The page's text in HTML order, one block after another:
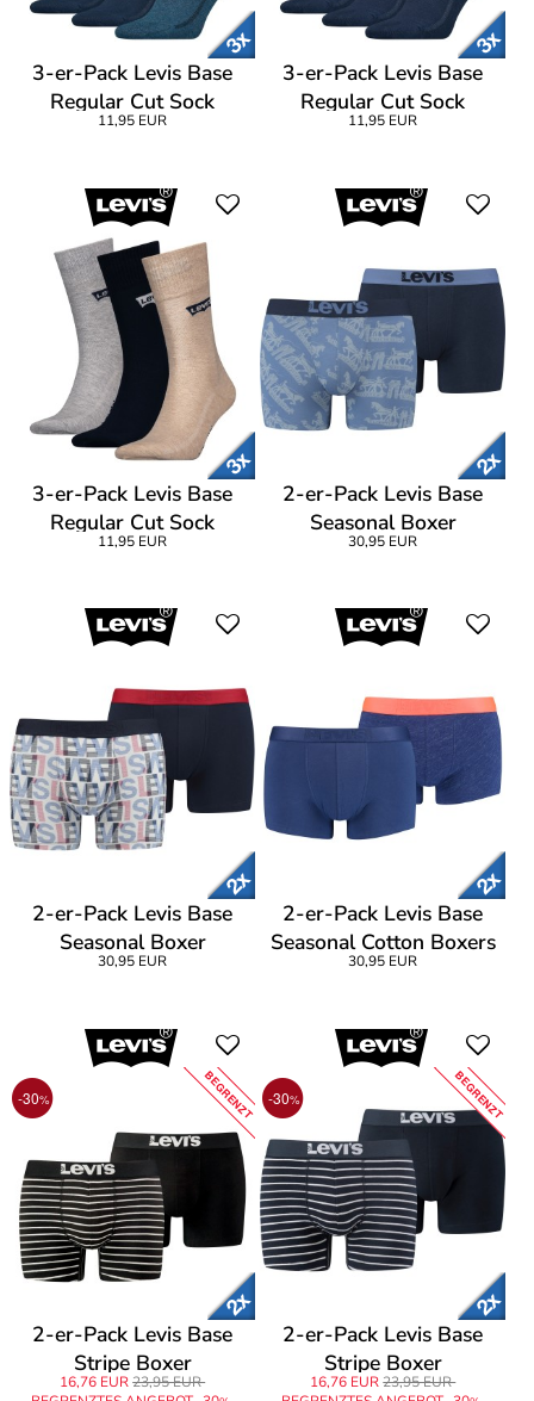
3-er-Pack Levis Base
Regular Cut Sock
11,95 EUR
3-er-Pack Levis Base
Regular Cut Sock
11,95 EUR
3-er-Pack Levis Base
Regular Cut Sock
11,95 EUR
2-er-Pack Levis Base
Seasonal Boxer
30,95 EUR
2-er-Pack Levis Base
Seasonal Boxer
30,95 EUR
2-er-Pack Levis Base
Seasonal Cotton Boxers
30,95 EUR
-30% BEGRENZT
2-er-Pack Levis Base
Stripe Boxer
16,76 EUR23,95 EUR
-30% BEGRENZT
2-er-Pack Levis Base
Stripe Boxer
16,76 EUR 23,95 EUR